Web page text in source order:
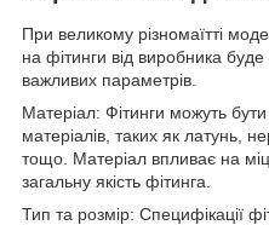
При великому різномаїтті
на фітинги від виробника
важливих параметрів.
Матеріал: Фітинги можуть бути
матеріалів, таких як латунь,
тощо. Матеріал впливає на
загальну якість фітинга.
Тип та розмір: Специфікації